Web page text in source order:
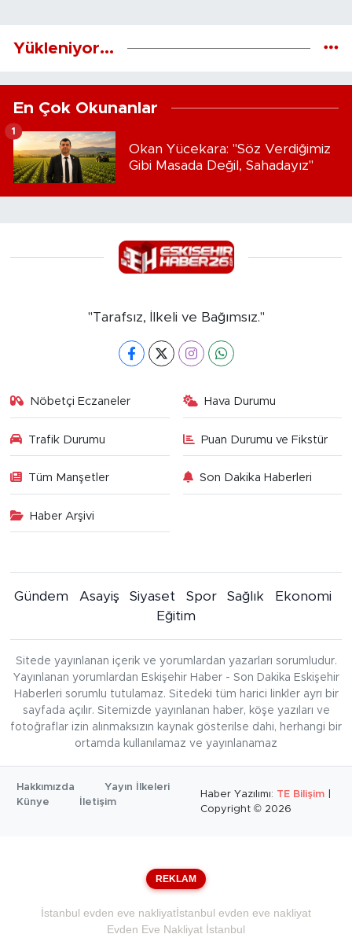
Yükleniyor...
En Çok Okunanlar
Okan Yücekara: "Söz Verdiğimiz
Gibi Masada Değil, Sahadayız"
1
"Tarafsız, İlkeli ve Bağımsız."
Nöbetçi Eczaneler Hava Durumu
Trafik Durumu Puan Durumu ve Fikstür
Tüm Manşetler Son Dakika Haberleri
Haber Arşivi
Gündem Asayiş Siyaset Spor Sağlık
Ekonomi
Eğitim
Sitede yayınlanan içerik ve yorumlardan yazarları sorumludur.
Yayınlanan yorumlardan Eskişehir Haber - Son Dakika Eskişehir
Haberleri sorumlu tutulamaz. Sitedeki tüm harici linkler ayrı bir
sayfada açılır. Sitemizde yayınlanan haber, köşe yazıları ve
fotoğraflar izin alınmaksızın kaynak gösterilse dahi, herhangi bir
ortamda kullanılamaz ve yayınlanamaz
Hakkımızda
Yayın İlkeleri
Künye
İletişim
Haber Yazılımı: TE Bilişim
Copyright © 2026
REKLAM
İstanbul evden eve nakliyatİstanbul evden eve nakliyat
Evden Eve Nakliyat İstanbul